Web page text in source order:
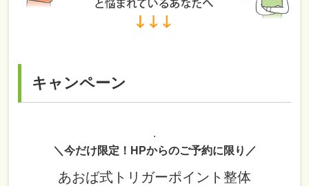
キャンペーン
.
＼今だけ限定！HPからのご予約に限り／
あおば式トリガーポイント整体